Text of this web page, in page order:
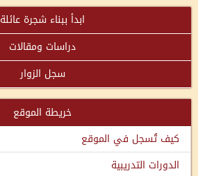
ابدأ ببناء شجرة عائلة
دراسات ومقالات
سجل الزوار
خريطة الموقع
كيف تُسجل في الموقع
الدورات التدريبية